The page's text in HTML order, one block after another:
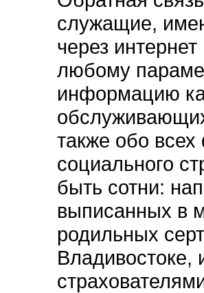
служащие,
через
любому
информацию
также обо
социального
быть сотни:
выписанных в
родильных